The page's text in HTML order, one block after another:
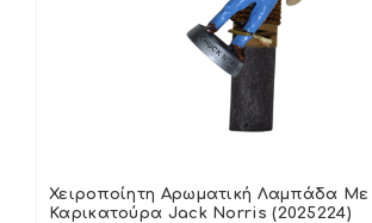
Χειροποίητη Αρωματική Λαμπάδα Με
Καρικατούρα Jack Norris (2025224)